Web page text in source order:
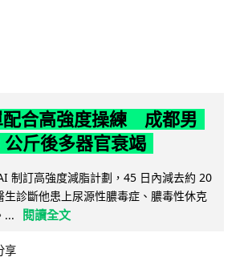
配合高強度操練 成都男
斤後多器官衰竭
制訂高強度減脂計劃，45 日內減去約 20
生診斷他患上尿源性膿毒症、膿毒性休克
...
閱讀全文
享